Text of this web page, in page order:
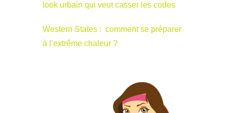
look urbain qui veut casser les codes
Western States : comment se préparer
à l’extrême chaleur ?